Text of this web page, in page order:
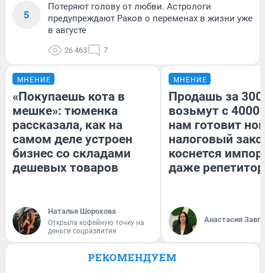
5
Потеряют голову от любви. Астрологи
предупреждают Раков о переменах в жизни уже
в августе
26 463 7
МНЕНИЕ
«Покупаешь кота в
мешке»: тюменка
рассказала, как на
самом деле устроен
бизнес со складами
дешевых товаров
Наталья Шорохова
Открыла кофейную точку на
деньги соцразвития
МНЕНИЕ
Продашь за
возьмут с
нам готовит
налоговый
коснется
даже
Анастасия
РЕКОМЕНДУЕМ